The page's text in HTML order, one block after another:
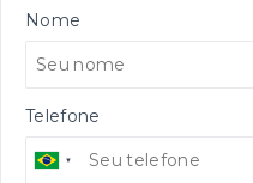
Nome
Telefone